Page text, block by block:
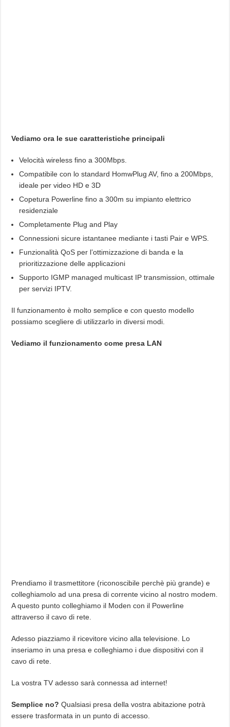
Vediamo ora le sue caratteristiche principali
Velocità wireless fino a 300Mbps.
Compatibile con lo standard HomwPlug AV, fino a 200Mbps,
ideale per video HD e 3D
Copetura Powerline fino a 300m su impianto elettrico
residenziale
Completamente Plug and Play
Connessioni sicure istantanee mediante i tasti Pair e WPS.
Funzionalità QoS per l’ottimizzazione di banda e la
prioritizzazione delle applicazioni
Supporto IGMP managed multicast IP transmission, ottimale
per servizi IPTV.
Il funzionamento è molto semplice e con questo modello
possiamo scegliere di utilizzarlo in diversi modi.
Vediamo il funzionamento come presa LAN
Prendiamo il trasmettitore (riconoscibile perchè più grande) e
colleghiamolo ad una presa di corrente vicino al nostro modem.
A questo punto colleghiamo il Moden con il Powerline
attraverso il cavo di rete.
Adesso piazziamo il ricevitore vicino alla televisione. Lo
inseriamo in una presa e colleghiamo i due dispositivi con il
cavo di rete.
La vostra TV adesso sarà connessa ad internet!
Semplice no?Qualsiasi presa della vostra abitazione potrà
essere trasformata in un punto di accesso.